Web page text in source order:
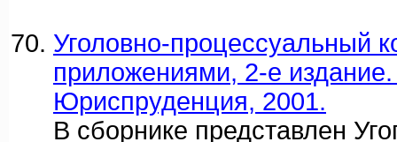
Уголовно-процессуальный
приложениями, 2-е
Юриспруденция, 2001.
В сборнике представлен